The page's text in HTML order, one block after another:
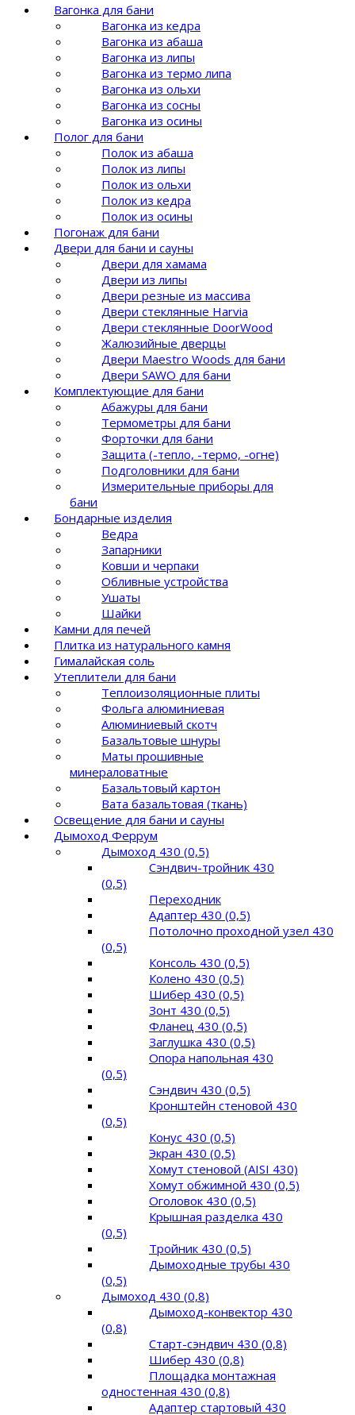
Вагонка для бани
Вагонка из кедра
Вагонка из абаша
Вагонка из липы
Вагонка из термо липа
Вагонка из ольхи
Вагонка из сосны
Вагонка из осины
Полог для бани
Полок из абаша
Полок из липы
Полок из ольхи
Полок из кедра
Полок из осины
Погонаж для бани
Двери для бани и сауны
Двери для хамама
Двери из липы
Двери резные из массива
Двери стеклянные Harvia
Двери стеклянные DoorWood
Жалюзийные дверцы
Двери Maestro Woods для бани
Двери SAWO для бани
Комплектующие для бани
Абажуры для бани
Термометры для бани
Форточки для бани
Защита (-тепло, -термо, -огне)
Подголовники для бани
Измерительные приборы для
бани
Бондарные изделия
Ведра
Запарники
Ковши и черпаки
Обливные устройства
Ушаты
Шайки
Камни для печей
Плитка из натурального камня
Гималайская соль
Утеплители для бани
Теплоизоляционные плиты
Фольга алюминиевая
Алюминиевый скотч
Базальтовые шнуры
Маты прошивные
минераловатные
Базальтовый картон
Вата базальтовая (ткань)
Освещение для бани и сауны
Дымоход Феррум
Дымоход 430 (0,5)
Сэндвич-тройник 430
(0,5)
Переходник
Адаптер 430 (0,5)
Потолочно проходной узел 430
(0,5)
Консоль 430 (0,5)
Колено 430 (0,5)
Шибер 430 (0,5)
Зонт 430 (0,5)
Фланец 430 (0,5)
Заглушка 430 (0,5)
Опора напольная 430
(0,5)
Сэндвич 430 (0,5)
Кронштейн стеновой 430
(0,5)
Конус 430 (0,5)
Экран 430 (0,5)
Хомут стеновой (AISI 430)
Хомут обжимной 430 (0,5)
Оголовок 430 (0,5)
Крышная разделка 430
(0,5)
Тройник 430 (0,5)
Дымоходные трубы 430
(0,5)
Дымоход 430 (0,8)
Дымоход-конвектор 430
(0,8)
Старт-сэндвич 430 (0,8)
Шибер 430 (0,8)
Площадка монтажная
одностенная 430 (0,8)
Адаптер стартовый 430